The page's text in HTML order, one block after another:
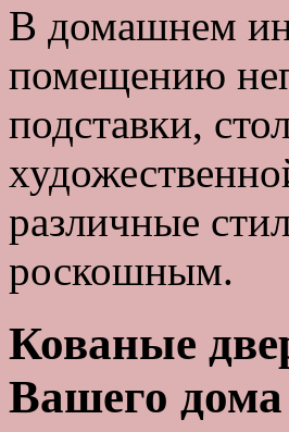
В домашнем
помещению
подставки,
различные
роскошным.
Кованые
Вашего дома